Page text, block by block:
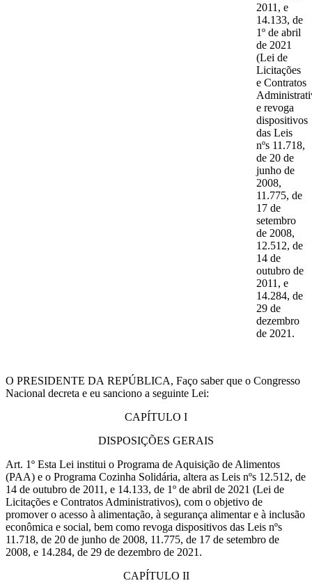
2011, e
14.133, de
1º de abril
de 2021
(Lei de
Licitações
e Contratos
e revoga
dispositivos
das Leis
nºs 11.718,
de 20 de
junho de
2008,
11.775, de
17 de
setembro
de 2008,
12.512, de
14 de
outubro de
2011, e
14.284, de
29 de
dezembro
de 2021.
O PRESIDENTE DA REPÚBLICA, Faço saber que o Congresso
Nacional decreta e eu sanciono a seguinte Lei:
CAPÍTULO I
DISPOSIÇÕES GERAIS
Art. 1º Esta Lei institui o Programa de Aquisição de Alimentos
(PAA) e o Programa Cozinha Solidária, altera as Leis nºs 12.512, de
14 de outubro de 2011, e 14.133, de 1º de abril de 2021 (Lei de
Licitações e Contratos Administrativos), com o objetivo de
promover o acesso à alimentação, à segurança alimentar e à inclusão
econômica e social, bem como revoga dispositivos das Leis nºs
11.718, de 20 de junho de 2008, 11.775, de 17 de setembro de
2008, e 14.284, de 29 de dezembro de 2021.
CAPÍTULO II